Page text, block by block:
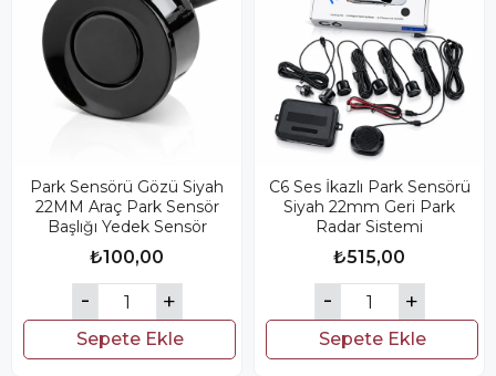
Park Sensörü Gözü Siyah
22MM Araç Park Sensör
Başlığı Yedek Sensör
₺100,00
Sepete Ekle
C6 Ses İkazlı Park Sensörü
Siyah 22mm Geri Park
Radar Sistemi
₺515,00
Sepete Ekle